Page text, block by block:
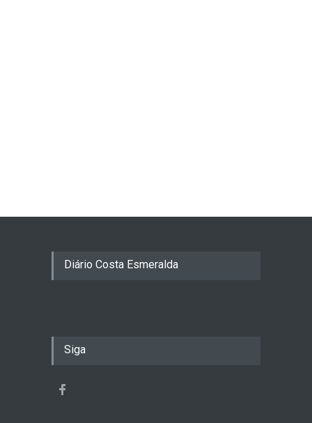
Diário Costa Esmeralda
Siga